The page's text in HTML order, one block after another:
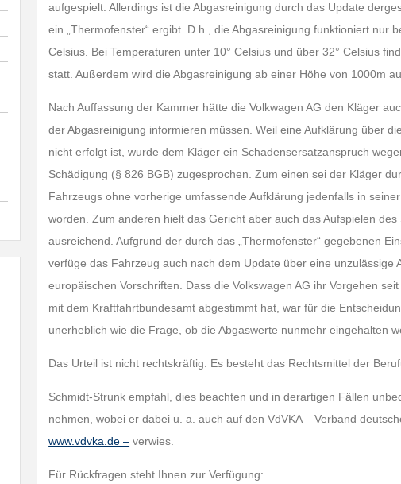
aufgespielt. Allerdings ist die Abgasreinigung durch das Update
ein „Thermofenster“ ergibt. D.h., die Abgasreinigung funktioniert nur
Celsius. Bei Temperaturen unter 10° Celsius und über 32° Celsius
statt. Außerdem wird die Abgasreinigung ab einer Höhe von 1000m
Nach Auffassung der Kammer hätte die Volkwagen AG den Kläger
der Abgasreinigung informieren müssen. Weil eine Aufklärung über
nicht erfolgt ist, wurde dem Kläger ein Schadensersatzanspruch
Schädigung (§ 826 BGB) zugesprochen. Zum einen sei der Kläger
Fahrzeugs ohne vorherige umfassende Aufklärung jedenfalls in
worden. Zum anderen hielt das Gericht aber auch das Aufspielen
ausreichend. Aufgrund der durch das „Thermofenster“ gegebenen
verfüge das Fahrzeug auch nach dem Update über eine unzulässige
europäischen Vorschriften. Dass die Volkswagen AG ihr Vorgehen
mit dem Kraftfahrtbundesamt abgestimmt hat, war für die
unerheblich wie die Frage, ob die Abgaswerte nunmehr eingehalten
Das Urteil ist nicht rechtskräftig. Es besteht das Rechtsmittel der
Schmidt-Strunk empfahl, dies beachten und in derartigen Fällen
nehmen, wobei er dabei u. a. auch auf den VdVKA – Verband
www.vdvka.de – verwies.
Für Rückfragen steht Ihnen zur Verfügung: